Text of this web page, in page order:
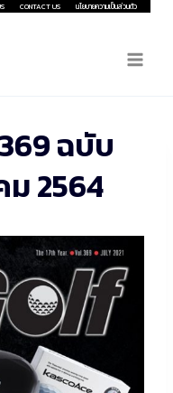
CONTACT US นโยบายความเป็นส่วนตัว
ฉบับ
2564